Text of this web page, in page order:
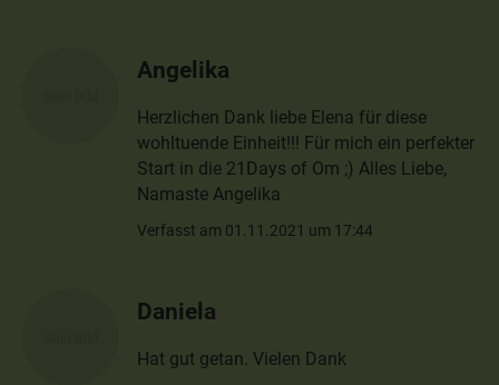
Angelika
Herzlichen Dank liebe Elena für diese
wohltuende Einheit!!! Für mich ein perfekter
Start in die 21Days of Om ;) Alles Liebe,
Namaste Angelika
Verfasst am 01.11.2021 um 17:44
Daniela
Hat gut getan. Vielen Dank